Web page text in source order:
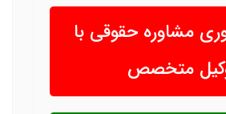
مشاوره حقوقی با
متخصص